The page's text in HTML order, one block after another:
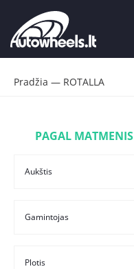
Pradžia — ROTALLA
PAGAL MATMENIS